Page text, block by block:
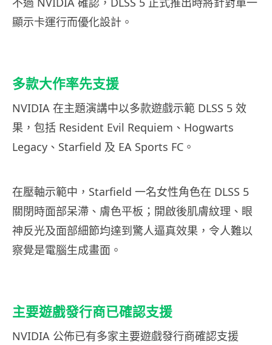
顯示卡運行而優化設計。
多款大作率先支援
NVIDIA 在主題演講中以多款遊戲示範 DLSS 5 效
果，包括 Resident Evil Requiem、Hogwarts
Legacy、Starfield 及 EA Sports FC。
在壓軸示範中，Starfield 一名女性角色在 DLSS 5
關閉時面部呆滯、膚色平板；開啟後肌膚紋理、眼
神反光及面部細節均達到驚人逼真效果，令人難以
察覺是電腦生成畫面。
主要遊戲發行商已確認支援
NVIDIA 公佈已有多家主要遊戲發行商確認支援